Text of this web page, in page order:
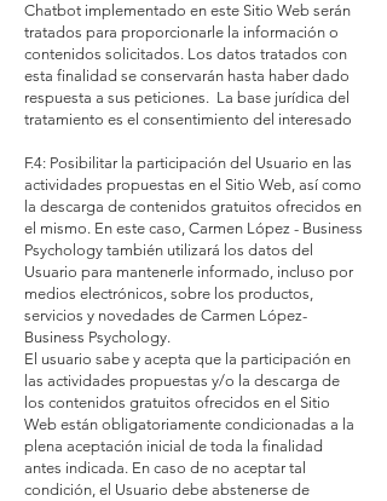
Chatbot implementado en este Sitio Web serán
tratados para proporcionarle la información o
contenidos solicitados. Los datos tratados con
esta finalidad se conservarán hasta haber dado
respuesta a sus peticiones. La base jurídica del
tratamiento es el consentimiento del interesado
F.4: Posibilitar la participación del Usuario en las
actividades propuestas en el Sitio Web, así como
la descarga de contenidos gratuitos ofrecidos en
el mismo. En este caso, Carmen López - Business
Psychology también utilizará los datos del
Usuario para mantenerle informado, incluso por
medios electrónicos, sobre los productos,
servicios y novedades de Carmen López-
Business Psychology.
El usuario sabe y acepta que la participación en
las actividades propuestas y/o la descarga de
los contenidos gratuitos ofrecidos en el Sitio
Web están obligatoriamente condicionadas a la
plena aceptación inicial de toda la finalidad
antes indicada. En caso de no aceptar tal
condición, el Usuario debe abstenerse de